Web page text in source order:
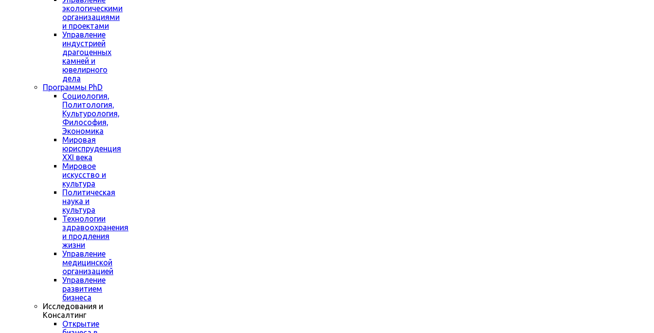
экологическими
организациями
и проектами
Управление
индустрией
драгоценных
камней и
ювелирного
дела
Программы PhD
Социология,
Политология,
Культурология,
Философия,
Экономика
Мировая
юриспруденция
XXI века
Мировое
искусство и
культура
Политическая
наука и
культура
Технологии
здравоохранения
и продления
жизни
Управление
медицинской
организацией
Управление
развитием
бизнеса
Исследования и
Консалтинг
Открытие